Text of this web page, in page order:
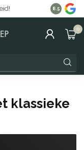
Gratis
8.5
0
klassieke